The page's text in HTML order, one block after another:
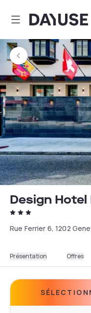
Dayuse
Design Hotel
Rue Ferrier 6, 1202
Présentation Offres